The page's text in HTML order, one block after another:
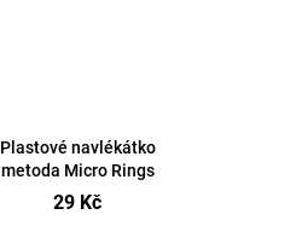
Plastové navlékátko
metoda Micro Rings
29 Kč